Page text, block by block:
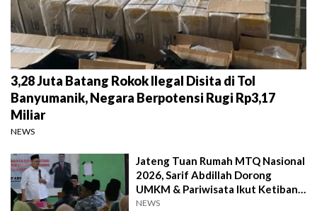
3,28 Juta Batang Rokok Ilegal Disita di Tol
Banyumanik, Negara Berpotensi Rugi Rp3,17
Miliar
NEWS
Jateng Tuan Rumah MTQ Nasional
2026, Sarif Abdillah Dorong
UMKM & Pariwisata Ikut Ketiban
Berkah
NEWS